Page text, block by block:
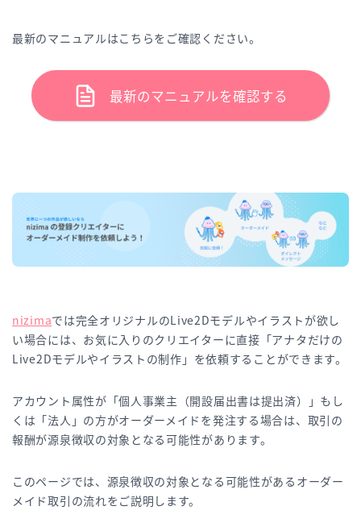
最新のマニュアルはこちらをご確認ください。
最新のマニュアルを確認する
nizimaでは完全オリジナルのLive2Dモデルやイラストが欲し
い場合には、お気に入りのクリエイターに直接「アナタだけの
Live2Dモデルやイラストの制作」を依頼することができます。
アカウント属性が「個人事業主（開設届出書は提出済）」もし
くは「法人」の方がオーダーメイドを発注する場合は、取引の
報酬が源泉徴収の対象となる可能性があります。
このページでは、源泉徴収の対象となる可能性があるオーダー
メイド取引の流れをご説明します。